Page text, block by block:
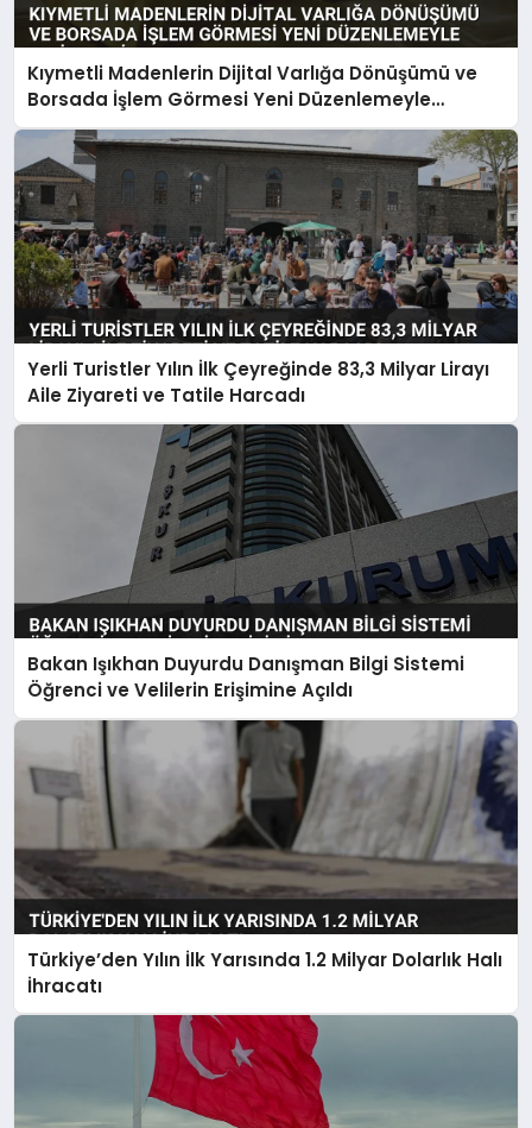
Kıymetli Madenlerin Dijital Varlığa Dönüşümü ve
Borsada İşlem Görmesi Yeni Düzenlemeyle
Belirlendi
Yerli Turistler Yılın İlk Çeyreğinde 83,3 Milyar Lirayı
Aile Ziyareti ve Tatile Harcadı
Bakan Işıkhan Duyurdu Danışman Bilgi Sistemi
Öğrenci ve Velilerin Erişimine Açıldı
Türkiye’den Yılın İlk Yarısında 1.2 Milyar Dolarlık Halı
İhracatı